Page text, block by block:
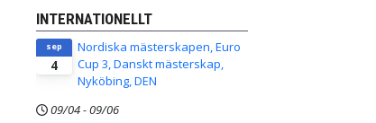
INTERNATIONELLT
4
sep
Nordiska mästerskapen, Euro
Cup 3, Danskt mästerskap,
Nyköbing, DEN
09/04-09/06